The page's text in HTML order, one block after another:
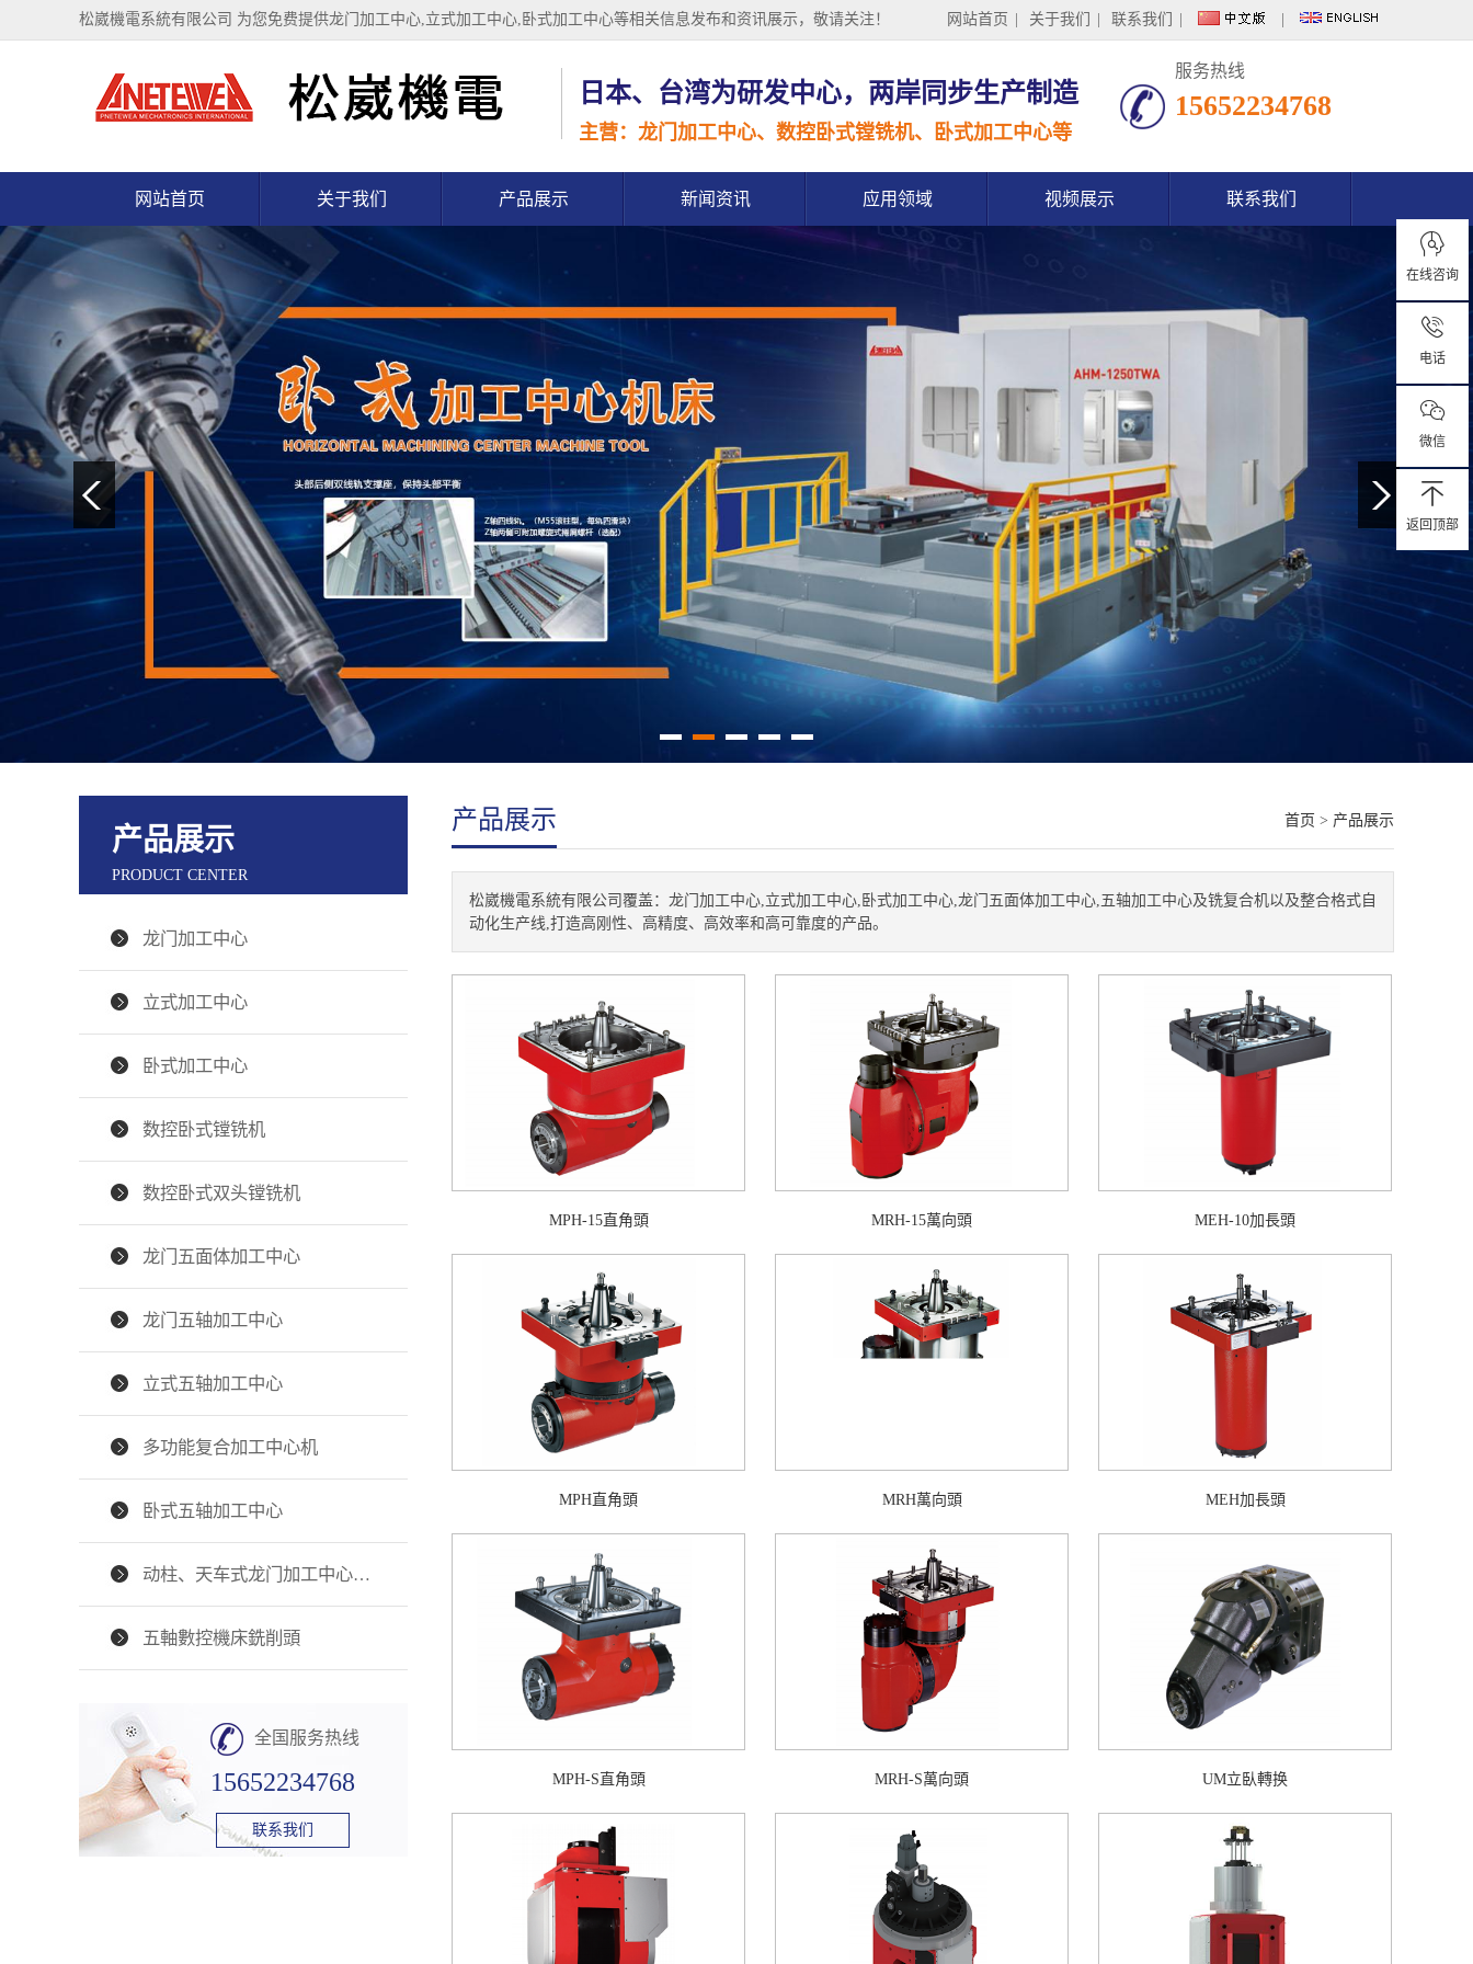
松崴機電系統有限公司 为您免费提供龙门加工中心,立式加工中心,卧式加工中心等相关信息发布和资讯展示，敬请关注！ 网站首页 关于我们 联系我们
日本、台湾为研发中心，两岸同步生产制造
主营：龙门加工中心、数控卧式镗铣机、卧式加工中心等
服务热线
15652234768
网站首页 关于我们 产品展示 新闻资讯 应用领域 视频展示 联系我们
产品展示
PRODUCT CENTER
龙门加工中心
立式加工中心
卧式加工中心
数控卧式镗铣机
数控卧式双头镗铣机
龙门五面体加工中心
龙门五轴加工中心
立式五轴加工中心
多功能复合加工中心机
卧式五轴加工中心
动柱、天车式龙门加工中心…
五軸數控機床銑削頭
全国服务热线
15652234768
联系我们
产品展示 首页 > 产品展示
松崴機電系統有限公司覆盖：龙门加工中心,立式加工中心,卧式加工中心,龙门五面体加工中心,五轴加工中心及铣复合机以及整合格式自
动化生产线,打造高刚性、高精度、高效率和高可靠度的产品。
MPH-15直角頭 MRH-15萬向頭 MEH-10加長頭
MPH直角頭 MRH萬向頭 MEH加長頭
MPH-S直角頭 MRH-S萬向頭 UM立臥轉换
在线咨询
电话
微信
返回顶部